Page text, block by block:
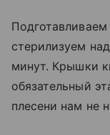
стерилизуем
минут. Крышки
обязательный
плесени нам не